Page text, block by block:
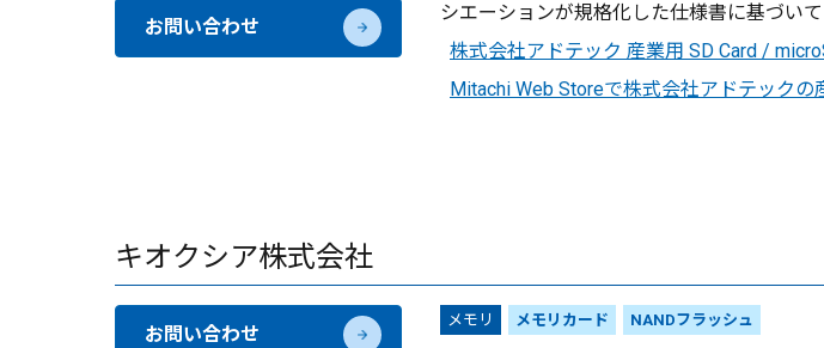
お問い合わせ
シエーションが規格化した仕様書に基づい
株式会社アドテック 産業用 SD Card /
Mitachi Web Storeで株式会社アドテックの
キオクシア株式会社
お問い合わせ
メモリ メモリカード NANDフラッシュ